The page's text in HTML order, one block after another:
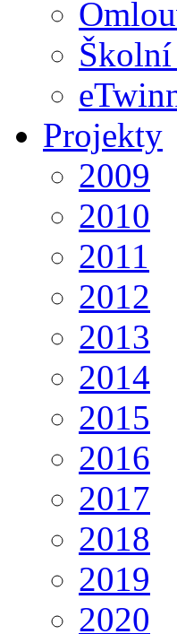
Školní
Projekty
2009
2010
2011
2012
2013
2014
2015
2016
2017
2018
2019
2020